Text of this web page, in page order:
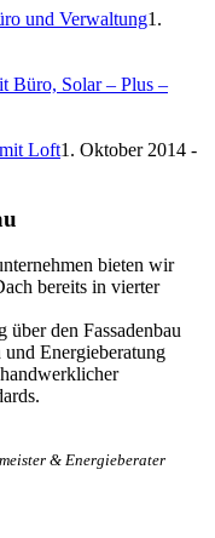
und Verwaltung1.
Büro, Solar – Plus –
Loft1. Oktober 2014 -
bieten wir
bereits in vierter
den Fassadenbau
Energieberatung
& Energieberater